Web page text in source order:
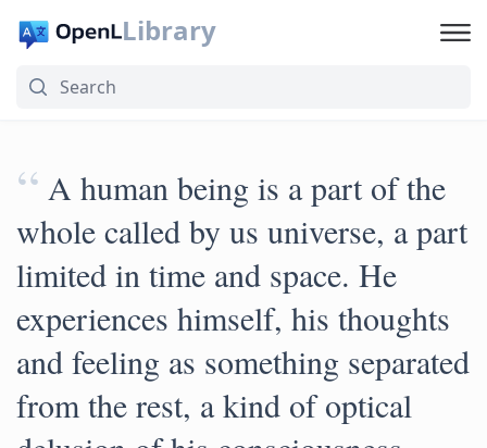
Library
“ A human being is a part of the
whole called by us universe, a part
limited in time and space. He
experiences himself, his thoughts
and feeling as something separated
from the rest, a kind of optical